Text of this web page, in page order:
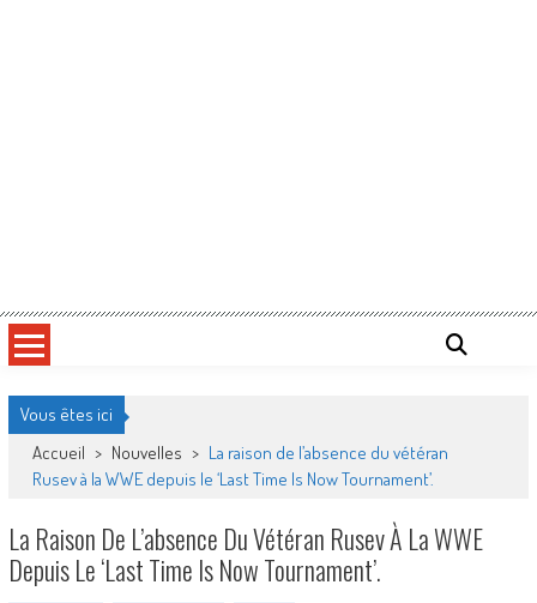
Vous êtes ici
Accueil > Nouvelles > La raison de l’absence du vétéran
Rusev à la WWE depuis le ‘Last Time Is Now Tournament’.
La Raison De L’absence Du Vétéran Rusev À La WWE
Depuis Le ‘Last Time Is Now Tournament’.